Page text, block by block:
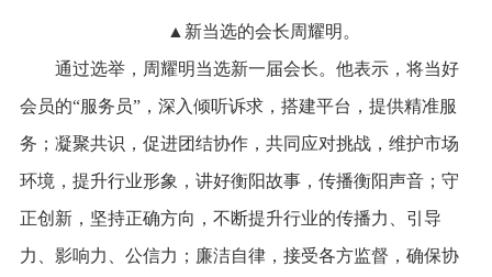
▲新当选的会长周耀明。
通过选举，周耀明当选新一届会长。他表示，将当好
会员的“服务员”，深入倾听诉求，搭建平台，提供精准服
务；凝聚共识，促进团结协作，共同应对挑战，维护市场
环境，提升行业形象，讲好衡阳故事，传播衡阳声音；守
正创新，坚持正确方向，不断提升行业的传播力、引导
力、影响力、公信力；廉洁自律，接受各方监督，确保协